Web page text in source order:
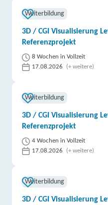
Weiterbildung
3D / CGI Visualisierung
Referenzprojekt
8 Wochen in Vollzeit
17.08.2026
(+ weitere)
Weiterbildung
3D / CGI Visualisierung
Referenzprojekt
4 Wochen in Vollzeit
17.08.2026
(+ weitere)
Weiterbildung
3D / CGI Visualisierung